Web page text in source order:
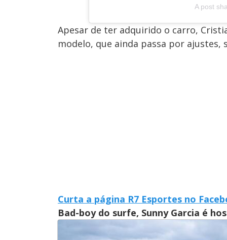
A post
Apesar de ter adquirido o carro,
modelo, que ainda passa por ajustes,
Curta a página R7 Esportes no
Bad-boy do surfe, Sunny Garcia é